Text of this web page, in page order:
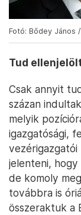
Fotó: Bődey János
Tud
Csak annyit
százan
melyik
igazgatósági,
jelenteni, hogy
de komoly
továbbra is
összeraktuk a